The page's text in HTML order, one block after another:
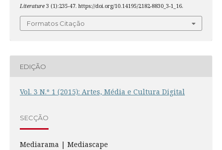
Literature3 (1):235-47. https://doi.org/10.14195/2182-8830_3-1_16.
Formatos Citação
EDIÇÃO
Vol. 3 N.º 1 (2015): Artes, Média e Cultura Digital
SECÇÃO
Mediarama | Mediascape